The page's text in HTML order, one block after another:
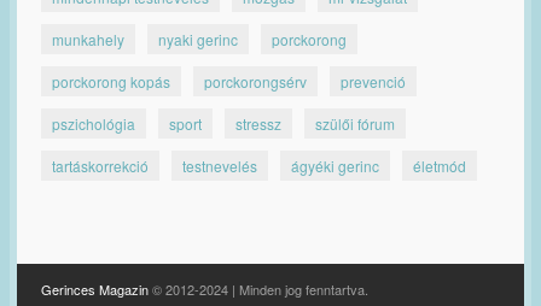
munkahely nyaki gerinc porckorong
porckorong kopás porckorongsérv prevenció
pszichológia sport stressz szülői fórum
tartáskorrekció testnevelés ágyéki gerinc életmód
Gerinces Magazin© 2012-2024 | Minden jog fenntartva.